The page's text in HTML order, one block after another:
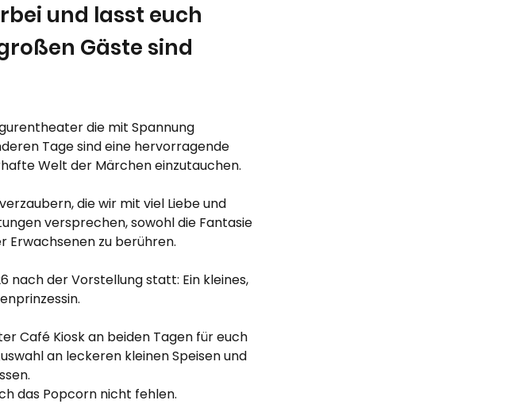
und lasst euch
Gäste sind
die mit Spannung
Tage sind eine hervorragende
Welt der Märchen einzutauchen.
die wir mit viel Liebe und
versprechen, sowohl die Fantasie
Erwachsenen zu berühren.
nach der Vorstellung statt: Ein kleines,
Café Kiosk an beiden Tagen für euch
an leckeren kleinen Speisen und
das Popcorn nicht fehlen.